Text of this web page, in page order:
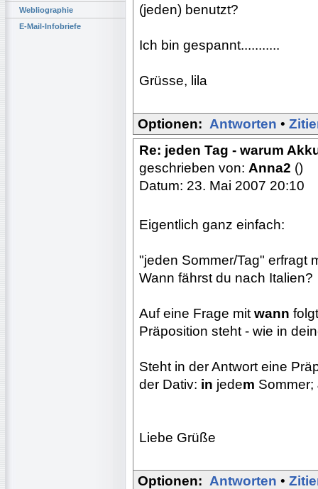
Webliographie
E-Mail-Infobriefe
(jeden) benutzt?
Ich bin gespannt...........
Grüsse, lila
Optionen: Antworten •
Re: jeden Tag - warum
geschrieben von: Anna2 ()
Datum: 23. Mai 2007 20:10
Eigentlich ganz einfach:
"jeden Sommer/Tag" erfragt
Wann fährst du nach Italien?
Auf eine Frage mit wann
Präposition steht - wie in
Steht in der Antwort eine
der Dativ: in jedem Sommer;
Liebe Grüße
Optionen: Antworten •